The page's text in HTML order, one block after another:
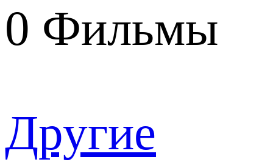
0 Фильмы
Другие